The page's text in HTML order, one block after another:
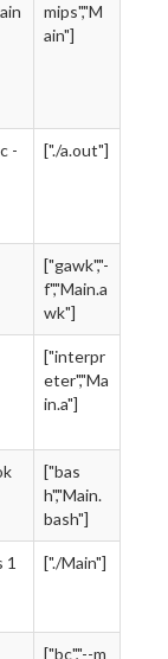
mips","M
ain"]
-
["./a.out"]
["gawk","-
f","Main.a
wk"]
["interpr
eter","Ma
in.a"]
["bas
h","Main.
bash"]
1
["./Main"]
["bc","--m